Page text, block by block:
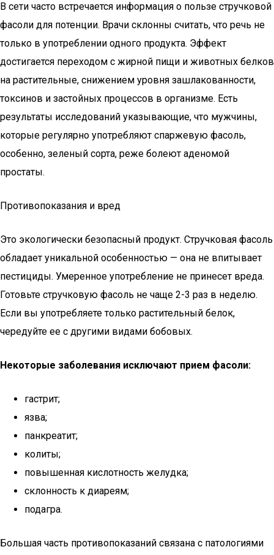
В сети часто встречается информация о пользе стручковой
фасоли для потенции. Врачи склонны считать, что речь не
только в употреблении одного продукта. Эффект
достигается переходом с жирной пищи и животных белков
на растительные, снижением уровня зашлакованности,
токсинов и застойных процессов в организме. Есть
результаты исследований указывающие, что мужчины,
которые регулярно употребляют спаржевую фасоль,
особенно, зеленый сорта, реже болеют аденомой
простаты.
Противопоказания и вред
Это экологически безопасный продукт. Стручковая фасоль
обладает уникальной особенностью — она не впитывает
пестициды. Умеренное употребление не принесет вреда.
Готовьте стручковую фасоль не чаще 2-3 раз в неделю.
Если вы употребляете только растительный белок,
чередуйте ее с другими видами бобовых.
Некоторые заболевания исключают прием фасоли:
гастрит;
язва;
панкреатит;
колиты;
повышенная кислотность желудка;
склонность к диареям;
подагра.
Большая часть противопоказаний связана с патологиями